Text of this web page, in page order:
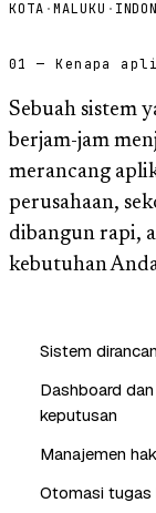
KOTA ·MALUKU ·
01 — Kenapa
Sebuah sistem
berjam-jam
merancang
perusahaan,
dibangun rapi,
kebutuhan
Sistem
Dashboard
keputusan
Manajemen
Otomasi tugas